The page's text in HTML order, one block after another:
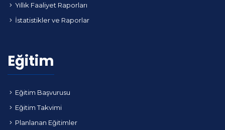
Yıllık Faaliyet Raporları
İstatistikler ve Raporlar
Eğitim
Eğitim Başvurusu
Eğitim Takvimi
Planlanan Eğitimler